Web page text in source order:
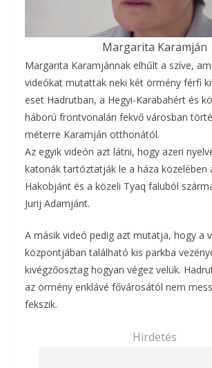
Margarita Karamján
Margarita Karamjánnak elhűlt a szíve,
videókat mutattak neki két örmény férfi
eset Hadrutban, a Hegyi-Karabahért és
háború frontvonalán fekvő városban
méterre Karamján otthonától.
Az egyik videón azt látni, hogy azeri
katonák tartóztatják le a háza közelében
Hakobjánt és a közeli Tyaq faluból
Jurij Adamjánt.
A másik videó pedig azt mutatja, hogy a
központjában található kis parkba
kivégzőosztag hogyan végez velük.
az örmény enklávé fővárosától nem
fekszik.
Hirdetés